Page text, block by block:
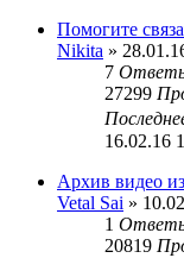
Помогите
Nikita »
7
27299
16.02.16
Архив видео
Vetal Sai »
1
20819